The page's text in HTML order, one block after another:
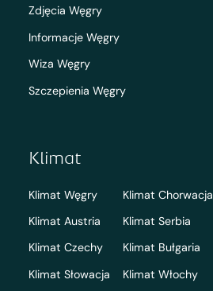
Zdjęcia Węgry
Informacje Węgry
Wiza Węgry
Szczepienia Węgry
Klimat
Klimat Węgry
Klimat Austria
Klimat Czechy
Klimat Słowacja
Klimat Chorwacja
Klimat Serbia
Klimat Bułgaria
Klimat Włochy